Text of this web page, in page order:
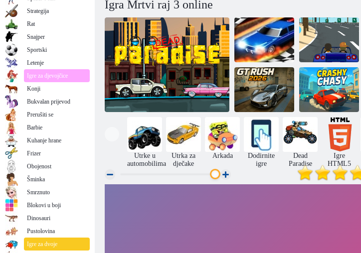
Igra Mrtvi raj 3 online
Drag Race 3d Racer nasilnik
GT
Breakthrough
2026
Trči i razbij
Utrke u
automobilima
Utrka za
dječake
Arkada
Dodirnite
igre
Dead
Paradise
Igre
HTML5
Strategija
Rat
Snajper
Sportski
Letenje
Igre za djevojčice
Konji
Bukvalan prijevod
Prerušiti se
Barbie
Kuhanje hrane
Frizer
Obojenost
Šminka
Smrznuto
Blokovi u boji
Dinosauri
Pustolovina
Igre za dvoje